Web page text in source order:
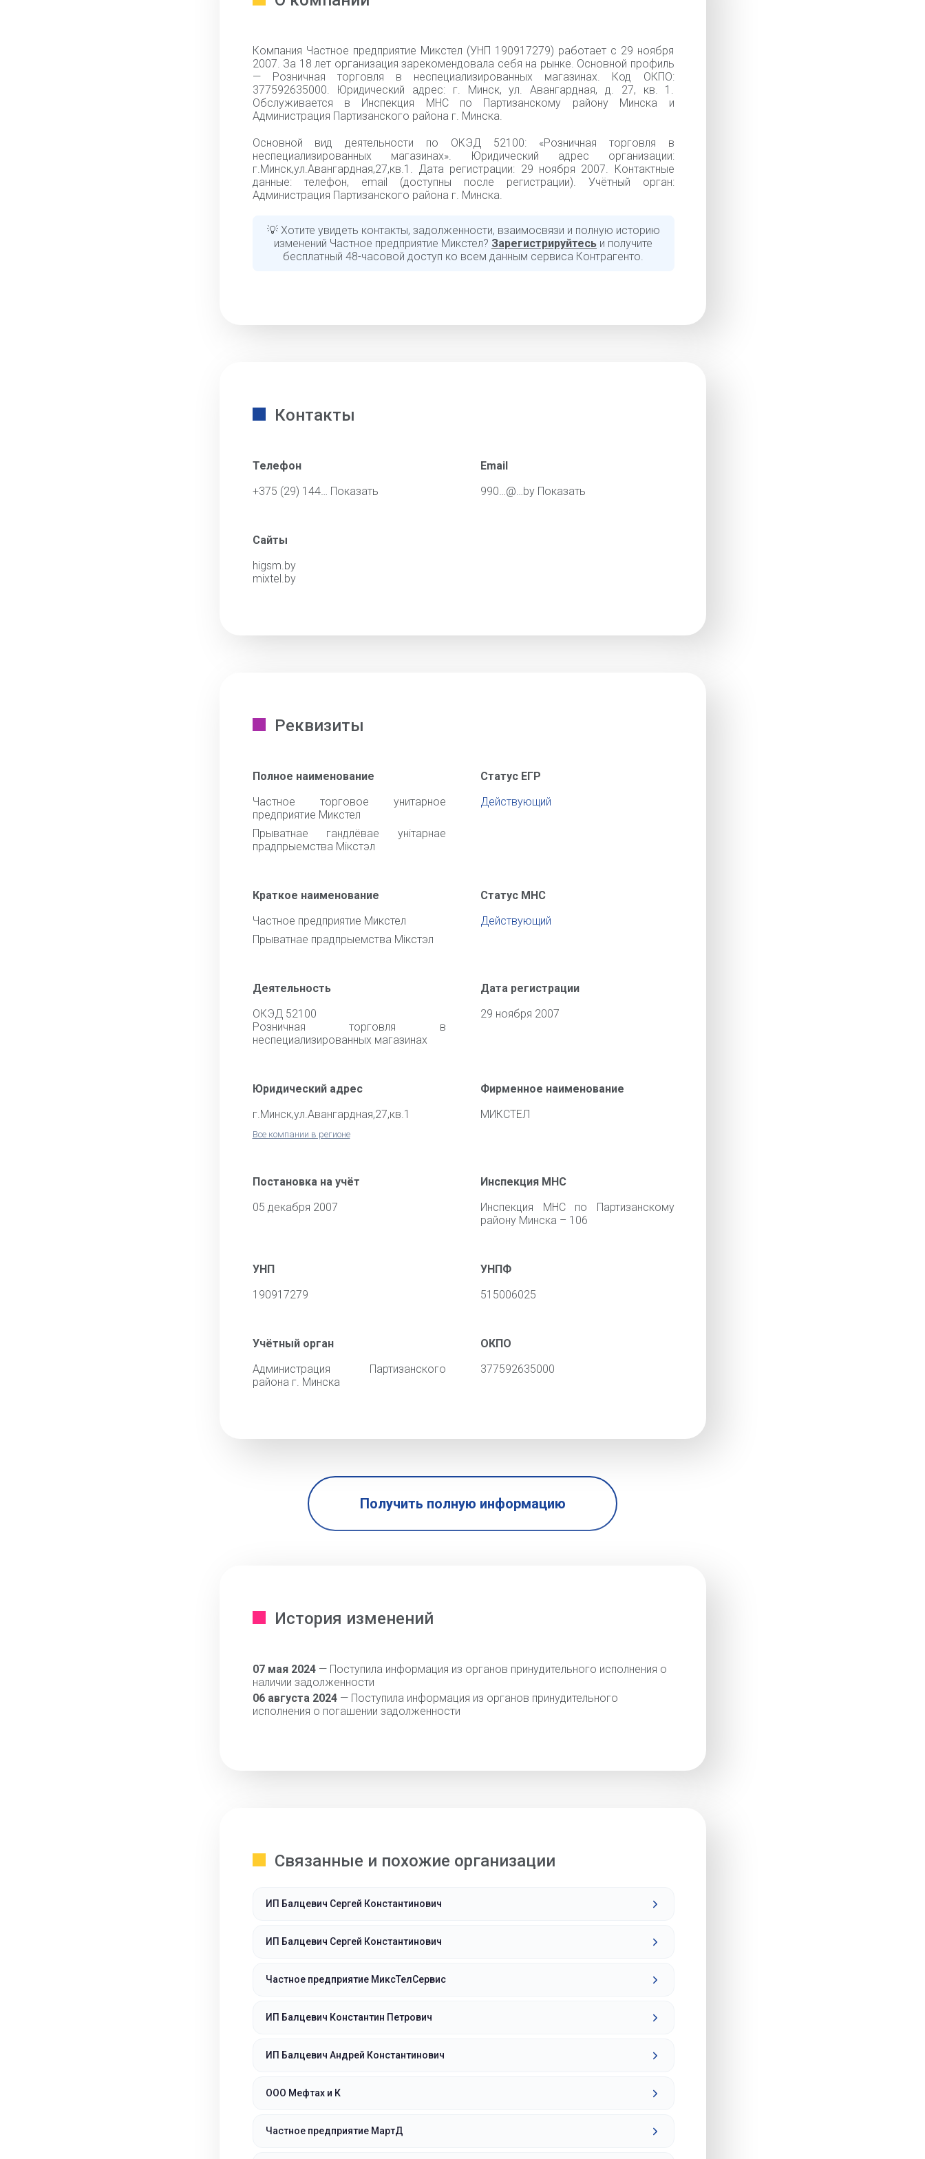
Компания Частное предприятие Микстел (УНП 190917279) работает с 29 ноября
2007. За 18 лет организация зарекомендовала себя на рынке. Основной профиль
— Розничная торговля в неспециализированных магазинах. Код ОКПО:
377592635000. Юридический адрес: г. Минск, ул. Авангардная, д. 27, кв. 1.
Обслуживается в Инспекция МНС по Партизанскому району Минска и
Администрация Партизанского района г. Минска.
Основной вид деятельности по ОКЭД 52100: «Розничная торговля в
неспециализированных магазинах». Юридический адрес организации:
г.Минск,ул.Авангардная,27,кв.1. Дата регистрации: 29 ноября 2007. Контактные
данные: телефон, email (доступны после регистрации). Учётный орган:
Администрация Партизанского района г. Минска.
💡 Хотите увидеть контакты, задолженности, взаимосвязи и полную историю
изменений Частное предприятие Микстел? Зарегистрируйтесь и получите
бесплатный 48-часовой доступ ко всем данным сервиса Контрагенто.
Контакты
Телефон
+375 (29) 144… Показать
Email
990…@…by Показать
Сайты
higsm.by
mixtel.by
Реквизиты
Полное наименование
Частное торговое унитарное
предприятие Микстел
Прыватнае гандлёвае унiтарнае
прадпрыемства Мiкстэл
Статус ЕГР
Действующий
Краткое наименование
Частное предприятие Микстел
Прыватнае прадпрыемства Мiкстэл
Статус МНС
Действующий
Деятельность
ОКЭД 52100
Розничная торговля в
неспециализированных магазинах
Дата регистрации
29 ноября 2007
Юридический адрес
г.Минск,ул.Авангардная,27,кв.1
Все компании в регионе
Фирменное наименование
МИКСТЕЛ
Постановка на учёт
05 декабря 2007
Инспекция МНС
Инспекция МНС по Партизанскому
району Минска – 106
УНП
190917279
УНПФ
515006025
Учётный орган
Администрация Партизанского
района г. Минска
ОКПО
377592635000
Получить полную информацию
История изменений
07 мая 2024— Поступила информация из органов принудительного исполнения о
наличии задолженности
06 августа 2024— Поступила информация из органов принудительного
исполнения о погашении задолженности
Связанные и похожие организации
ИП Балцевич Сергей Константинович
ИП Балцевич Сергей Константинович
Частное предприятие МиксТелСервис
ИП Балцевич Константин Петрович
ИП Балцевич Андрей Константинович
ООО Мефтах и К
Частное предприятие МартД